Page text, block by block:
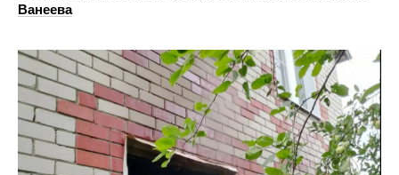
Ванеева